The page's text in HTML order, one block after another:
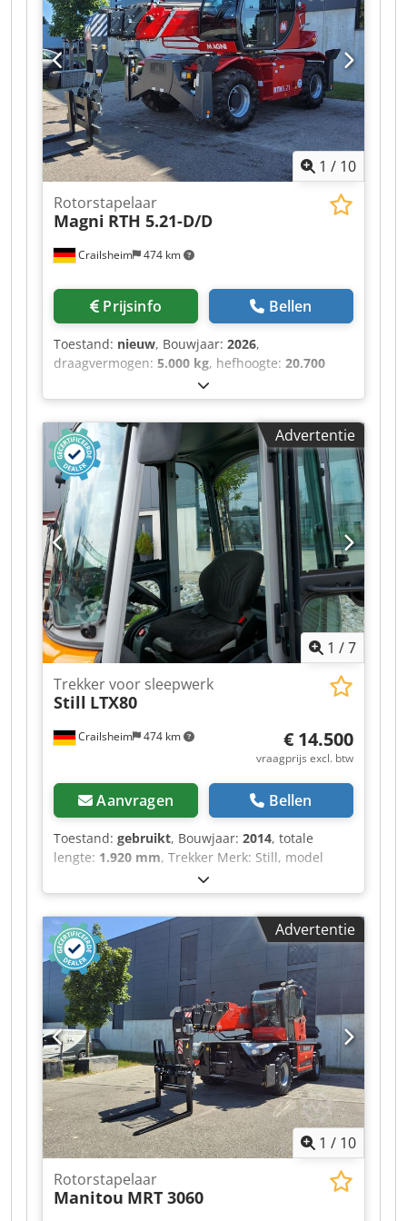
hijsgewicht, procentuele lastindicatie,
werkradius, giekhoek, geselecteerd programma
1 / 10
Crailsheim 474 km
Rotorstapelaar
Magni RTH 5.21-D/D
Prijsinfo Bellen
Toestand: nieuw, Bouwjaar: 2026,
draagvermogen: 5.000 kg, hefhoogte: 20.700
7.630 mm
heftruck Csdpfxjztgi Ao Aizerf
Advertentie
1 /7
Crailsheim 474 km
Trekker voor sleepwerk
Still LTX80
€ 14.500
vraagprijs excl. btw
Aanvragen Bellen
Toestand: gebruikt, Bouwjaar: 2014, totale
lengte: 1.920 mm, Trekker Merk: Still, model
LTX80 Aandrijving: elektrisch Bouwjaar: 2014
Codjztgivspfx Aizorf
Advertentie
1 / 10
Rotorstapelaar
Manitou MRT 3060